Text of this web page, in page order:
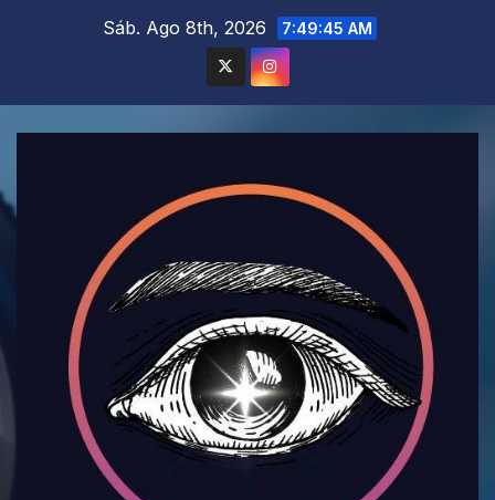
Sáb. Ago 8th, 2026 7:49:47 AM